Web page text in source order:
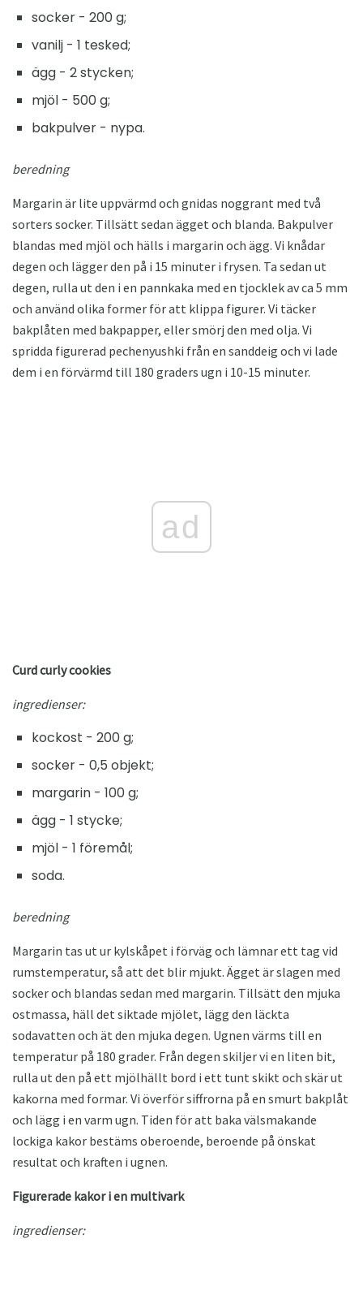
socker - 200 g;
vanilj - 1 tesked;
ägg - 2 stycken;
mjöl - 500 g;
bakpulver - nypa.
beredning
Margarin är lite uppvärmd och gnidas noggrant med två
sorters socker. Tillsätt sedan ägget och blanda. Bakpulver
blandas med mjöl och hälls i margarin och ägg. Vi knådar
degen och lägger den på i 15 minuter i frysen. Ta sedan ut
degen, rulla ut den i en pannkaka med en tjocklek av ca 5 mm
och använd olika former för att klippa figurer. Vi täcker
bakplåten med bakpapper, eller smörj den med olja. Vi
spridda figurerad pechenyushki från en sanddeig och vi lade
dem i en förvärmd till 180 graders ugn i 10-15 minuter.
ad
Curd curly cookies
ingredienser:
kockost - 200 g;
socker - 0,5 objekt;
margarin - 100 g;
ägg - 1 stycke;
mjöl - 1 föremål;
soda.
beredning
Margarin tas ut ur kylskåpet i förväg och lämnar ett tag vid
rumstemperatur, så att det blir mjukt. Ägget är slagen med
socker och blandas sedan med margarin. Tillsätt den mjuka
ostmassa, häll det siktade mjölet, lägg den läckta
sodavatten och ät den mjuka degen. Ugnen värms till en
temperatur på 180 grader. Från degen skiljer vi en liten bit,
rulla ut den på ett mjölhällt bord i ett tunt skikt och skär ut
kakorna med formar. Vi överför siffrorna på en smurt bakplåt
och lägg i en varm ugn. Tiden för att baka välsmakande
lockiga kakor bestäms oberoende, beroende på önskat
resultat och kraften i ugnen.
Figurerade kakor i en multivark
ingredienser: